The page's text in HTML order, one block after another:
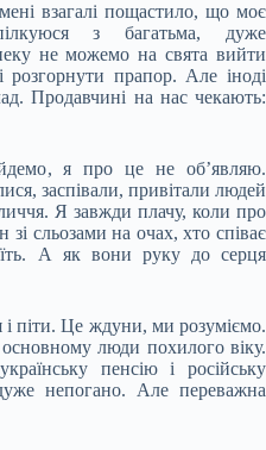
взагалі пощастило, що моє
з багатьма, дуже
не можемо на свята вийти
прапор. Але іноді
Продавчині на нас чекають:
я про це не об’являю.
заспівали, привітали людей
Я завжди плачу, коли про
сльозами на очах, хто співає
А як вони руку до серця
піти. Це ждуни, ми розуміємо.
люди похилого віку.
пенсію і російську
непогано. Але переважна